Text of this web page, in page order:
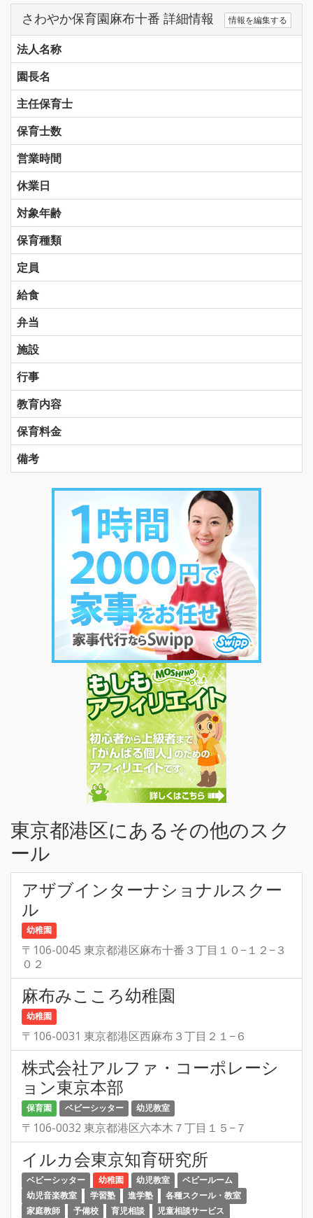
さわやか保育園麻布十番 詳細情報 情報を編集する
法人名称
園長名
主任保育士
保育士数
営業時間
休業日
対象年齢
保育種類
定員
給食
弁当
施設
行事
教育内容
保育料金
備考
東京都港区にあるその他のスク
ール
アザブインターナショナルスクー
ル
幼稚園
〒106-0045 東京都港区麻布十番３丁目１０−１２−３
０２
麻布みこころ幼稚園
幼稚園
〒106-0031 東京都港区西麻布３丁目２１−６
株式会社アルファ・コーポレーシ
ョン東京本部
保育園 ベビーシッター 幼児教室
〒106-0032 東京都港区六本木７丁目１５−７
イルカ会東京知育研究所
ベビーシッター 幼稚園 幼児教室
ベビールーム
幼児音楽教室
学習塾 進学塾
各種スクール・教室
家庭教師
予備校 育児相談
児童相談サービス